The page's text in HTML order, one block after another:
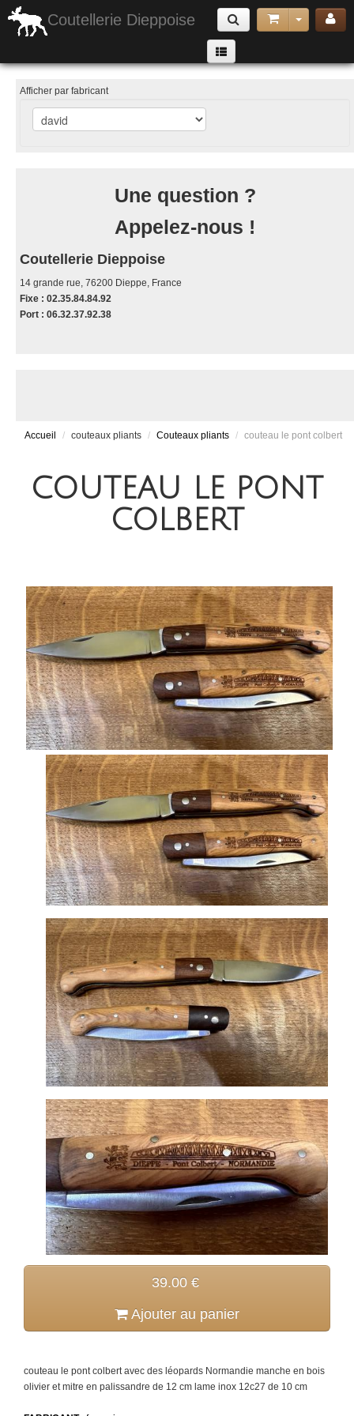
Coutellerie Dieppoise
couteaux pliants
Cannes & Matériels de randonnée et camping
poignard lame fixe
couteau papillon
Afficher par fabricant
Une question ?
Appelez-nous !
Coutellerie Dieppoise
14 grande rue, 76200 Dieppe, France
Fixe : 02.35.84.84.92
Port : 06.32.37.92.38
Accueil / couteaux pliants / Couteaux pliants / couteau le pont colbert
COUTEAU LE PONT
COLBERT
39.00 €
Ajouter au panier
couteau le pont colbert avec des léopards Normandie manche en bois
olivier et mitre en palissandre de 12 cm lame inox 12c27 de 10 cm